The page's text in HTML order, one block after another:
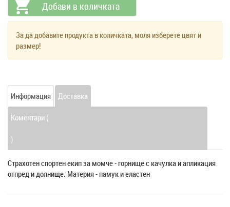
За да добавите продукта в количката, моля изберете цвят и
размер!
Информация Доставка
Коментари (
)
Страхотен спортен екип за момче - горнище с качулка и апликация
отпред и долнище. Материя - памук и еластен